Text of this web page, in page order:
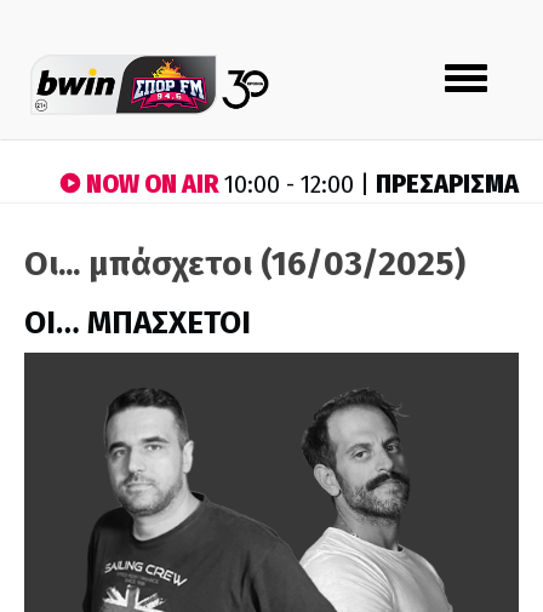
Toggle
navigation
NOW ON AIR10:00 - 12:00 | ΠΡΕΣΑΡΙΣΜΑ
Οι... μπάσχετοι (16/03/2025)
ΟΙ… ΜΠΑΣΧΕΤΟΙ